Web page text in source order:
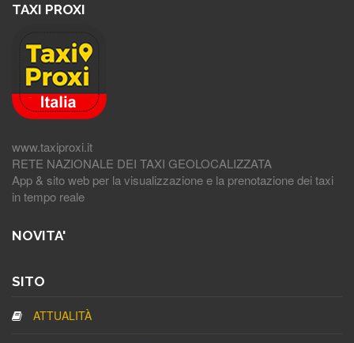
TAXI PROXI
www.taxiproxi.it
RETE NAZIONALE DEI TAXI GEOLOCALIZZATA
App & sito web per la visualizzazione e la prenotazione dei taxi
in tempo reale
NOVITA'
SITO
ATTUALITÀ